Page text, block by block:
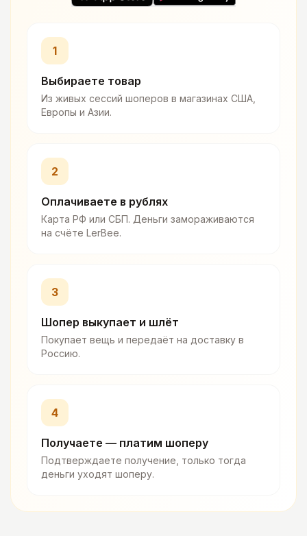
1
Выбираете товар
Из живых сессий шоперов в магазинах США,
Европы и Азии.
2
Оплачиваете в рублях
Карта РФ или СБП. Деньги замораживаются
на счёте LerBee.
3
Шопер выкупает и шлёт
Покупает вещь и передаёт на доставку в
Россию.
4
Получаете — платим шоперу
Подтверждаете получение, только тогда
деньги уходят шоперу.